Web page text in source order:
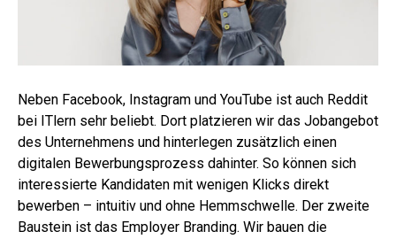
Neben Facebook, Instagram und YouTube ist auch Reddit
bei ITlern sehr beliebt. Dort platzieren wir das Jobangebot
des Unternehmens und hinterlegen zusätzlich einen
digitalen Bewerbungsprozess dahinter. So können sich
interessierte Kandidaten mit wenigen Klicks direkt
bewerben – intuitiv und ohne Hemmschwelle. Der zweite
Baustein ist das Employer Branding. Wir bauen die